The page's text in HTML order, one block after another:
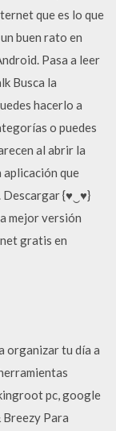
que es lo que
buen rato en
Pasa a leer
Busca la
hacerlo a
o puedes
al abrir la
aplicación que
Descargar {♥‿♥}
mejor versión
gratis en
organizar tu día a
pc, google
Para